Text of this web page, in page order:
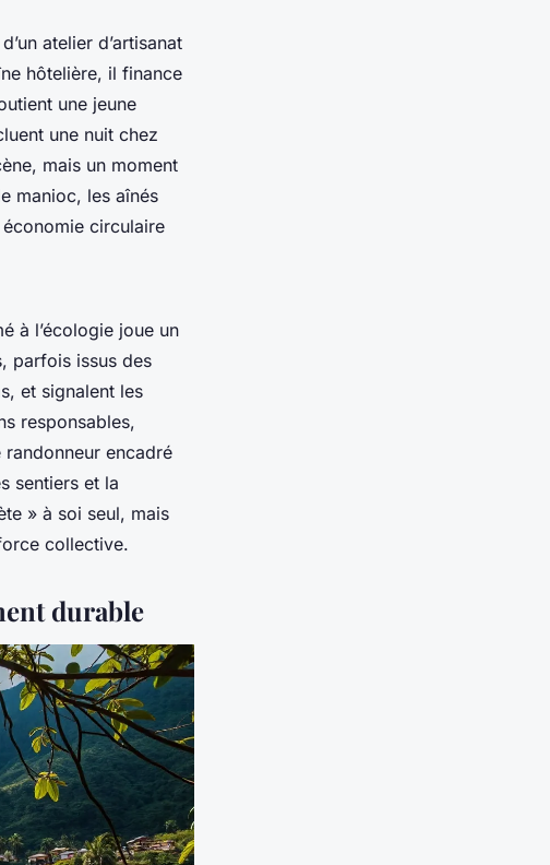
atelier d’artisanat
hôtelière, il finance
une jeune
une nuit chez
mais un moment
manioc, les aînés
circulaire
à l’écologie joue un
parfois issus des
et signalent les
responsables,
encadré
sentiers et la
» à soi seul, mais
collective.
durable